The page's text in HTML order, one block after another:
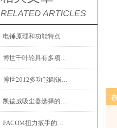
RELATED ARTICLES
电锤原理和功能特点
博世2012多功能圆锯片升级上市